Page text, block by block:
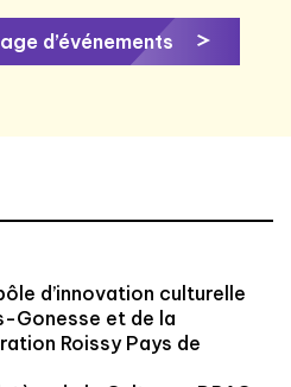
d’événements
d’innovation culturelle
Gonesse et de la
Roissy Pays de